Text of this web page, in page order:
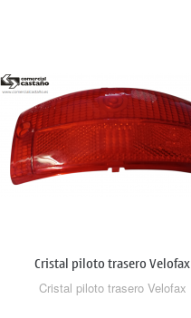
Cristal piloto trasero Velofax
Cristal piloto trasero Velofax